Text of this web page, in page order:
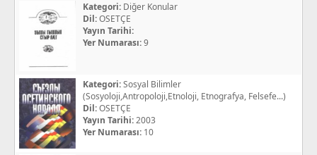
Kategori: Diğer Konular
Dil:OSETÇE
Yayın Tarihi:
Yer Numarası:9
Kategori:Sosyal Bilimler
(Sosyoloji,Antropoloji,Etnoloji, Etnografya, Felsefe...)
Dil:OSETÇE
Yayın Tarihi:2003
Yer Numarası: 10